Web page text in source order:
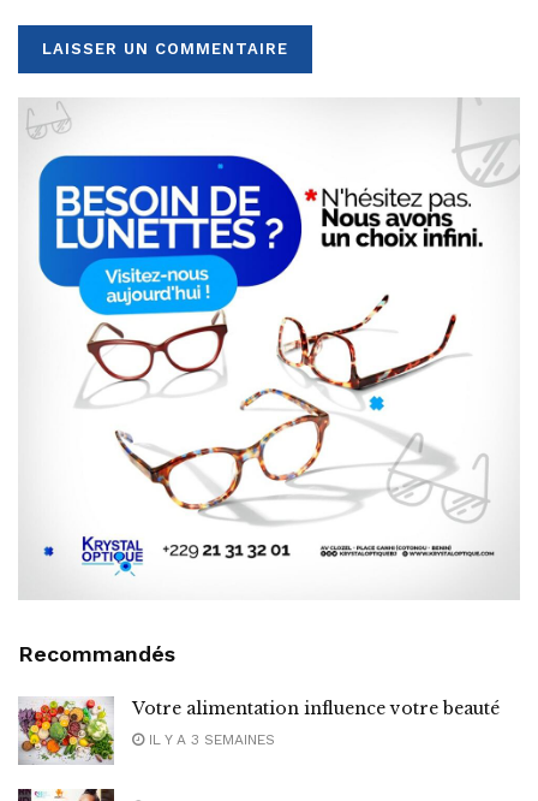
Recommandés
Votre alimentation influence votre beauté
IL Y A 3 SEMAINES